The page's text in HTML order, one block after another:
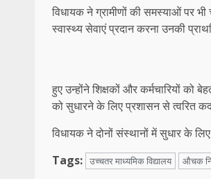
विधायक ने ग्रामीणों की समस्याओं पर
स्वास्थ्य सेवाएं प्रदान करना उनकी
हुए उन्होंने शिक्षकों और कर्मचारियों को
को सुधारने के लिए प्रशासन से त्वरित
विधायक ने दोनों संस्थानों में सुधार के
Tags: उच्चतर माध्यमिक विद्यालय औचक